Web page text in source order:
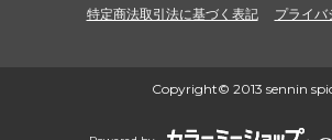
特定商法取引法に基づく表記 プライバ
Copyright© 2013 sennin